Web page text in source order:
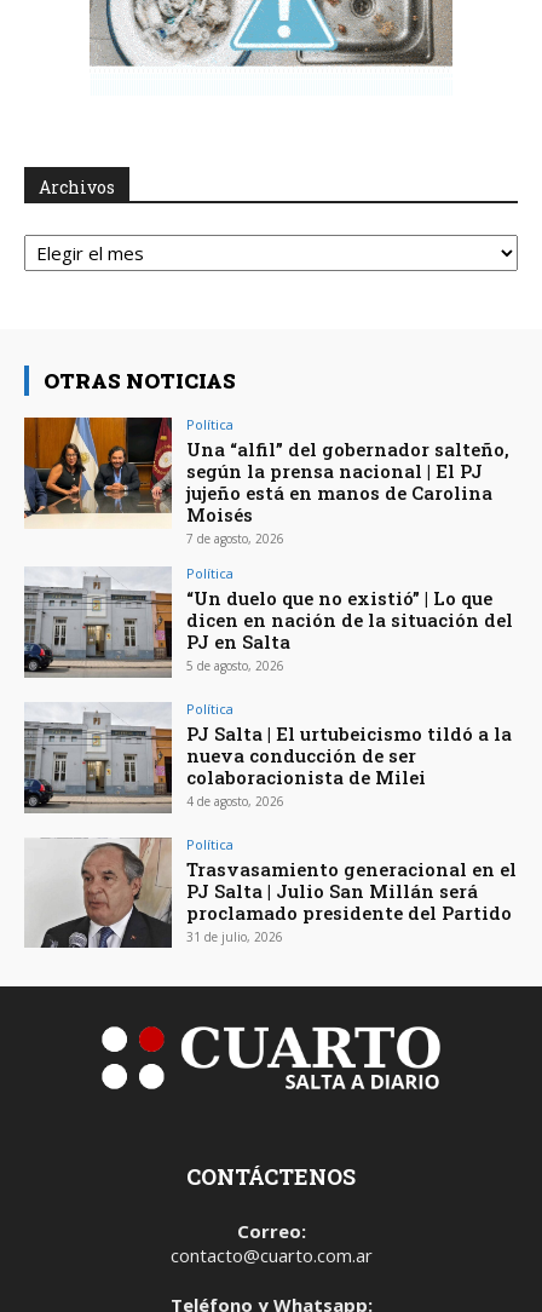
Archivos
Archivos
OTRAS NOTICIAS
Política
Una “alfil” del gobernador salteño,
según la prensa nacional | El PJ
jujeño está en manos de Carolina
Moisés
7 de agosto, 2026
Política
“Un duelo que no existió” | Lo que
dicen en nación de la situación del
PJ en Salta
5 de agosto, 2026
Política
PJ Salta | El urtubeicismo tildó a la
nueva conducción de ser
colaboracionista de Milei
4 de agosto, 2026
Política
Trasvasamiento generacional en el
PJ Salta | Julio San Millán será
proclamado presidente del Partido
31 de julio, 2026
CONTÁCTENOS
Correo:
contacto@cuarto.com.ar
Teléfono y Whatsapp: